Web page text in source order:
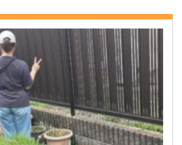
お問い合わせ
キャンペーン